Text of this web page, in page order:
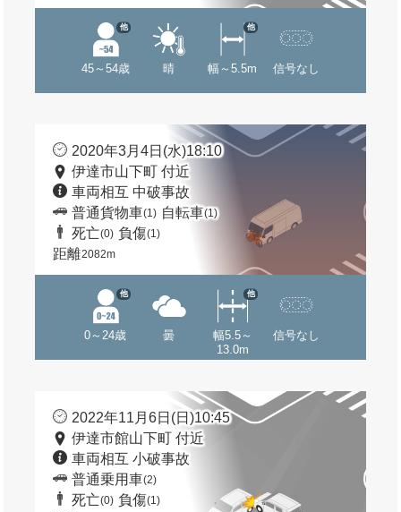
45～54歳
他
晴 幅～5.5m
他
信号なし
2020年3月4日(水)18:10
伊達市山下町 付近
車両相互 中破事故
普通貨物車(1) 自転車(1)
死亡(0) 負傷(1)
距離2082m
0～24歳
他
曇
幅5.5～
13.0m
他
信号なし
2022年11月6日(日)10:45
伊達市館山下町 付近
車両相互 小破事故
普通乗用車(2)
死亡(0) 負傷(1)